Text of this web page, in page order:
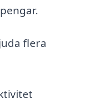
flera